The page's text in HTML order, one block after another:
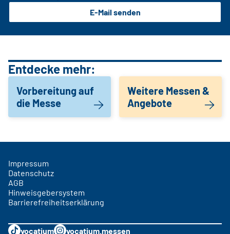
E-Mail senden
Entdecke mehr:
Vorbereitung auf
die Messe
Weitere Messen &
Angebote
Impressum
Datenschutz
AGB
Hinweisgebersystem
Barrierefreiheitserklärung
vocatium vocatium.messen